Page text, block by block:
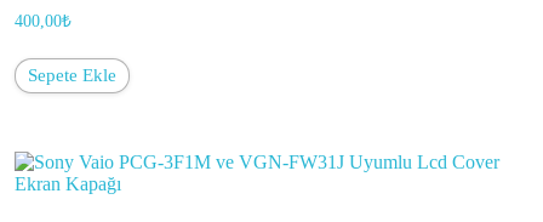
400,00₺
Sepete Ekle